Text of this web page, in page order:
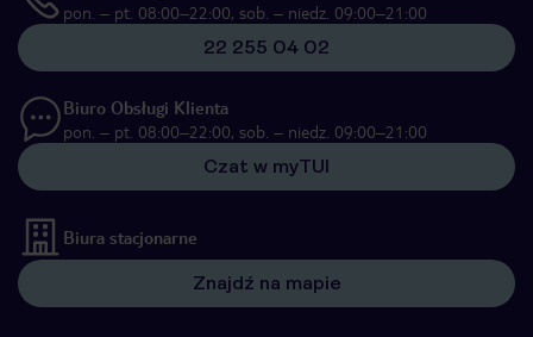
pon. – pt. 08:00–22:00, sob. – niedz. 09:00–21:00
22 255 04 02
Biuro Obsługi Klienta
pon. – pt. 08:00–22:00, sob. – niedz. 09:00–21:00
Czat w myTUI
Biura stacjonarne
Znajdź na mapie